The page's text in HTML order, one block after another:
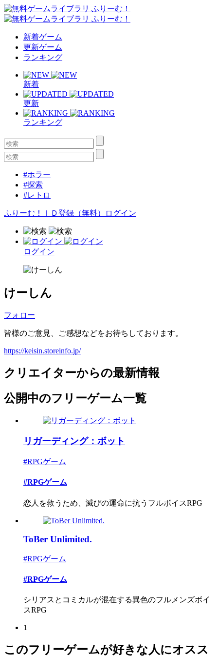
新着ゲーム
更新ゲーム
ランキング
新着
更新
ランキング
#ホラー
#探索
#レトロ
ふりーむ！ＩＤ登録（無料） ログイン
ログイン
けーしん
フォロー
皆様のご意見、ご感想などをお待ちしております。
https://keisin.storeinfo.jp/
クリエイターからの最新情報
公開中のフリーゲーム一覧
リガーディング：ボット
#RPGゲーム
#RPGゲーム
恋人を救うため、滅びの運命に抗うフルボイスRPG
ToBer Unlimited.
#RPGゲーム
#RPGゲーム
シリアスとコミカルが混在する異色のフルメンズボイ
スRPG
1
このフリーゲームが好きな人にオスス